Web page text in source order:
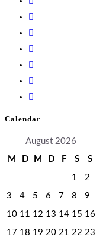
Calendar
August 2026
M
D M D F S S
1 2
3 4 5 6 7 8 9
10 11 12 13 14 15 16
17 18 19 20 21 22 23